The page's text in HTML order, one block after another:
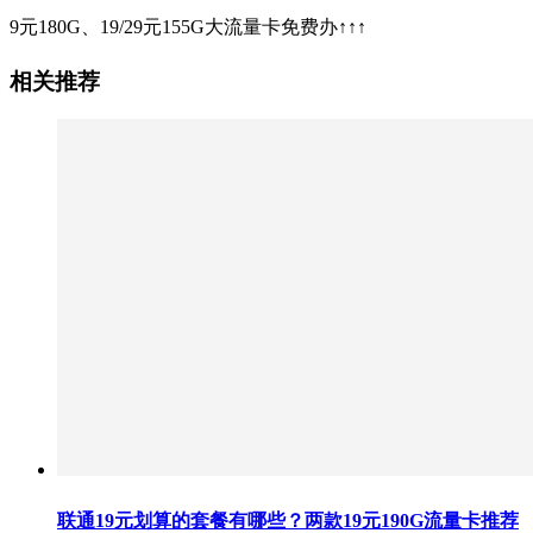
9元180G、19/29元155G大流量卡免费办↑↑↑
相关推荐
联通19元划算的套餐有哪些？两款19元190G流量卡推荐